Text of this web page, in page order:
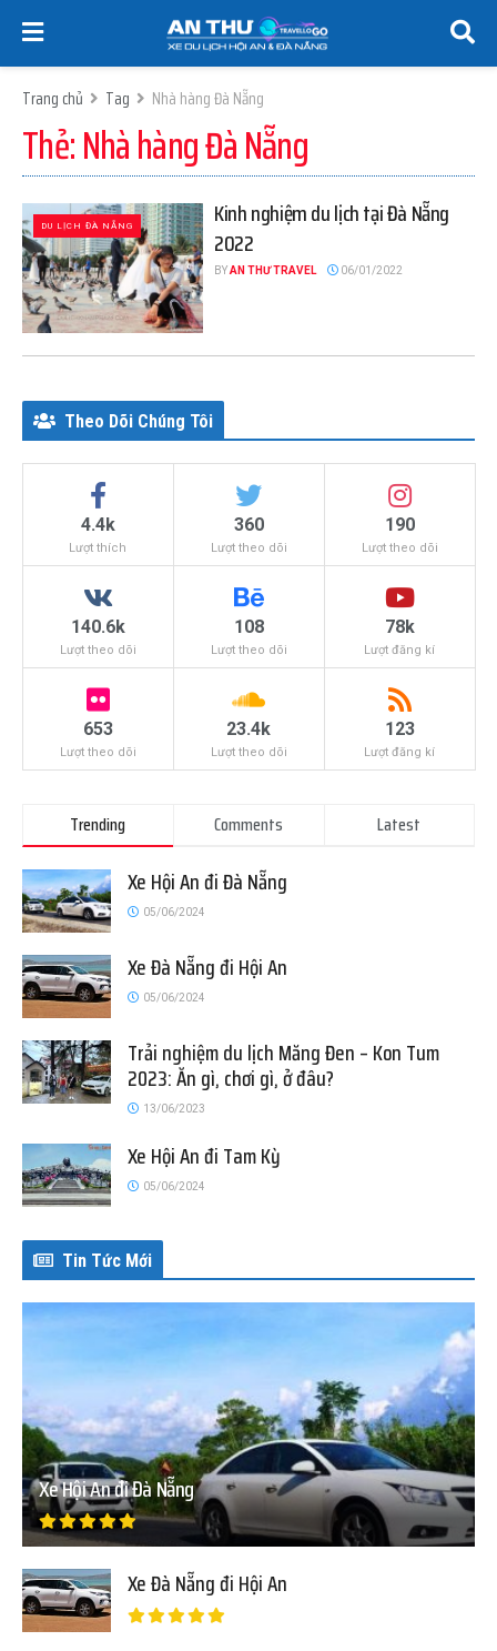
Trang chủ Tag Nhà hàng Đà Nẵng
Thẻ:Nhà hàng Đà Nẵng
DU LỊCH ĐÀ NẴNG
Kinh nghiệm du lịch tại Đà Nẵng
2022
BYAN THƯ TRAVEL 06/01/2022
Theo Dõi Chúng Tôi
4.4k
Lượt thích
360
Lượt theo dõi
190
Lượt theo dõi
140.6k
Lượt theo dõi
108
Lượt theo dõi
78k
Lượt đăng kí
653
Lượt theo dõi
23.4k
Lượt theo dõi
123
Lượt đăng kí
Trending Comments Latest
Xe Hội An đi Đà Nẵng
05/06/2024
Xe Đà Nẵng đi Hội An
05/06/2024
Trải nghiệm du lịch Măng Đen – Kon Tum
2023: Ăn gì, chơi gì, ở đâu?
13/06/2023
Xe Hội An đi Tam Kỳ
05/06/2024
Tin Tức Mới
Xe Hội An đi Đà Nẵng
Xe Đà Nẵng đi Hội An